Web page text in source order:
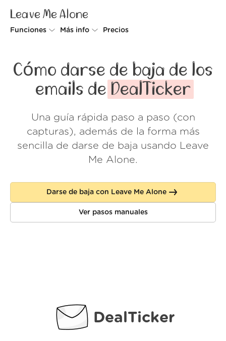
Leave Me Alone
Funciones
Spam Blocker
Do-not-disturb
Más info
Cómo funciona
Seguridad
Muro de amor
FAQ
Precios
Cómo darse de baja de los
emails de DealTicker
Una guía rápida paso a paso (con
capturas), además de la forma más
sencilla de darse de baja usando Leave
Me Alone.
Darse de baja con Leave Me Alone
Ver pasos manuales
DealTicker